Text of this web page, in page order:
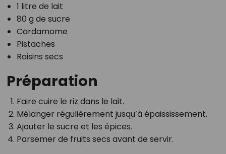
1 litre de lait
80 g de sucre
Cardamome
Pistaches
Raisins secs
Préparation
Faire cuire le riz dans le lait.
Mélanger régulièrement jusqu’à épaississement.
Ajouter le sucre et les épices.
Parsemer de fruits secs avant de servir.